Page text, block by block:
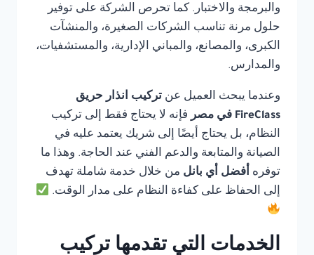
والبرمجة والاختبار. كما تحرص الشركة على توفير
حلول مرنة تناسب الشركات الصغيرة، والمنشآت
الكبرى، والمصانع، والمباني الإدارية، والمستشفيات،
والمدارس.
وعندما يبحث العميل عن تركيب انذار حريق
FireClass في مصر
فإنه لا يحتاج فقط إلى تركيب
النظام، بل يحتاج أيضًا إلى شريك يعتمد عليه في
الصيانة والمتابعة والدعم الفني عند الحاجة. وهذا ما
توفره أفضل أي بانل من خلال خدمة شاملة تهدف
إلى الحفاظ على كفاءة النظام على مدار الوقت.
الخدمات التي تقدمها تركيب